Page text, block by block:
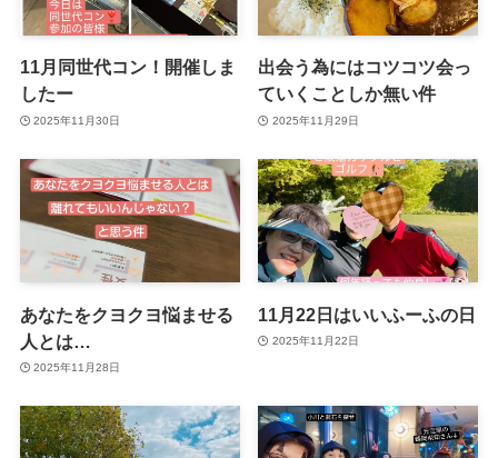
11月同世代コン！開催しま
したー
2025年11月30日
出会う為にはコツコツ会っ
ていくことしか無い件
2025年11月29日
あなたをクヨクヨ悩ませる
人とは…
2025年11月28日
11月22日はいいふーふの日
2025年11月22日